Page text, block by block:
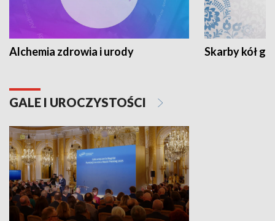
Alchemia zdrowia i urody Skarby kół
GALE I UROCZYSTOŚCI